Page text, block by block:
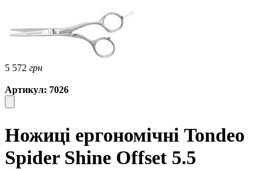
5 572 грн
Артикул: 7026
Ножиці ергономічні Tondeo
Spider Shine Offset 5.5